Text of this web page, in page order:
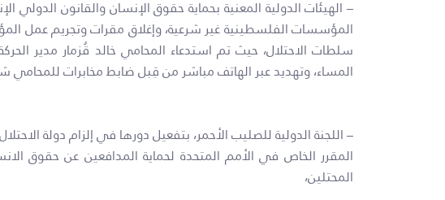
– الهيئات الدولية المعنية بحماية حقوق الإنسان والقانون
المؤسسات الفلسطينية غير شرعية، وإغلاق مقرات وتجريم عمل
المساء، وتهديد عبر الهاتف مباشر من قِبل ضابط مخابرات
– اللجنة الدولية للصليب الأحمر، بتفعيل دورها في إلزام دولة
المقرر الخاص في الأمم المتحدة لحماية المدافعين عن حقوق
المحتلين،